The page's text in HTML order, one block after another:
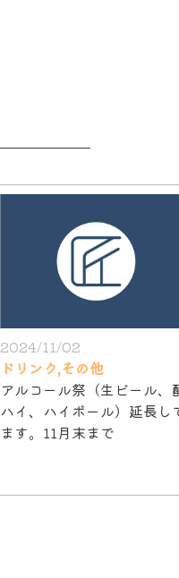
2024/11/02
ドリンク,その他
アルコール祭（生ビール、
ハイ、ハイボール）延長し
ます。11月末まで